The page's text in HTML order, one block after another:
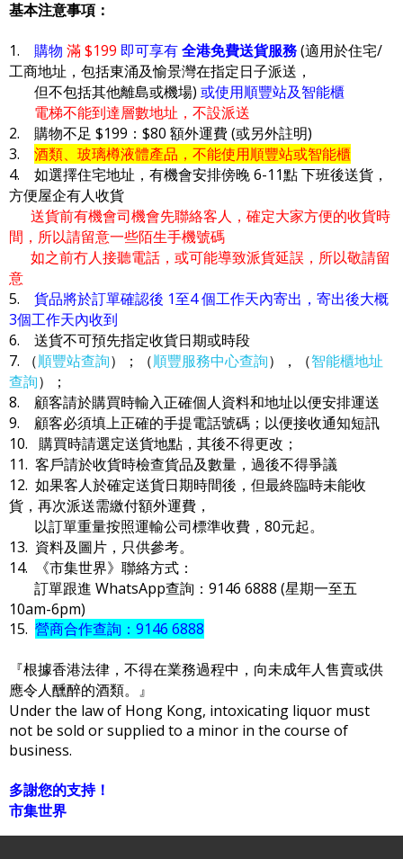
基本注意事項：
1. 購物 滿 $199 即可享有全港免費送貨服務(適用於住宅/
工商地址，包括東涌及愉景灣在指定日子派送，
但不包括其他離島或機場) 或使用順豐站及智能櫃
電梯不能到達層數地址，不設派送
2. 購物不足 $199：$80 額外運費 (或另外註明)
3. 酒類、玻璃樽液體產品，不能使用順豐站或智能櫃
4. 如選擇住宅地址，有機會安排傍晚 6-11點 下班後送貨，
方便屋企有人收貨
送貨前有機會司機會先聯絡客人，確定大家方便的收貨時
間，所以請留意一些陌生手機號碼
如之前冇人接聽電話，或可能導致派貨延誤，所以敬請留
意
5. 貨品將於訂單確認後 1至4 個工作天內寄出，寄出後大概
3個工作天內收到
6. 送貨不可預先指定收貨日期或時段
7. （順豐站查詢）；（順豐服務中心查詢），（智能櫃地址
查詢）；
8. 顧客請於購買時輸入正確個人資料和地址以便安排運送
9. 顧客必須填上正確的手提電話號碼；以便接收通知短訊
10. 購買時請選定送貨地點，其後不得更改；
11. 客戶請於收貨時檢查貨品及數量，過後不得爭議
12. 如果客人於確定送貨日期時間後，但最終臨時未能收
貨，再次派送需繳付額外運費，
以訂單重量按照運輸公司標準收費，80元起。
13. 資料及圖片，只供參考。
14. 《市集世界》聯絡方式：
訂單跟進 WhatsApp查詢：9146 6888 (星期一至五
10am-6pm)
15. 營商合作查詢：9146 6888
『根據香港法律，不得在業務過程中，向未成年人售賣或供
應令人醺醉的酒類。』
Under the law of Hong Kong, intoxicating liquor must
not be sold or supplied to a minor in the course of
business.
多謝您的支持！
市集世界